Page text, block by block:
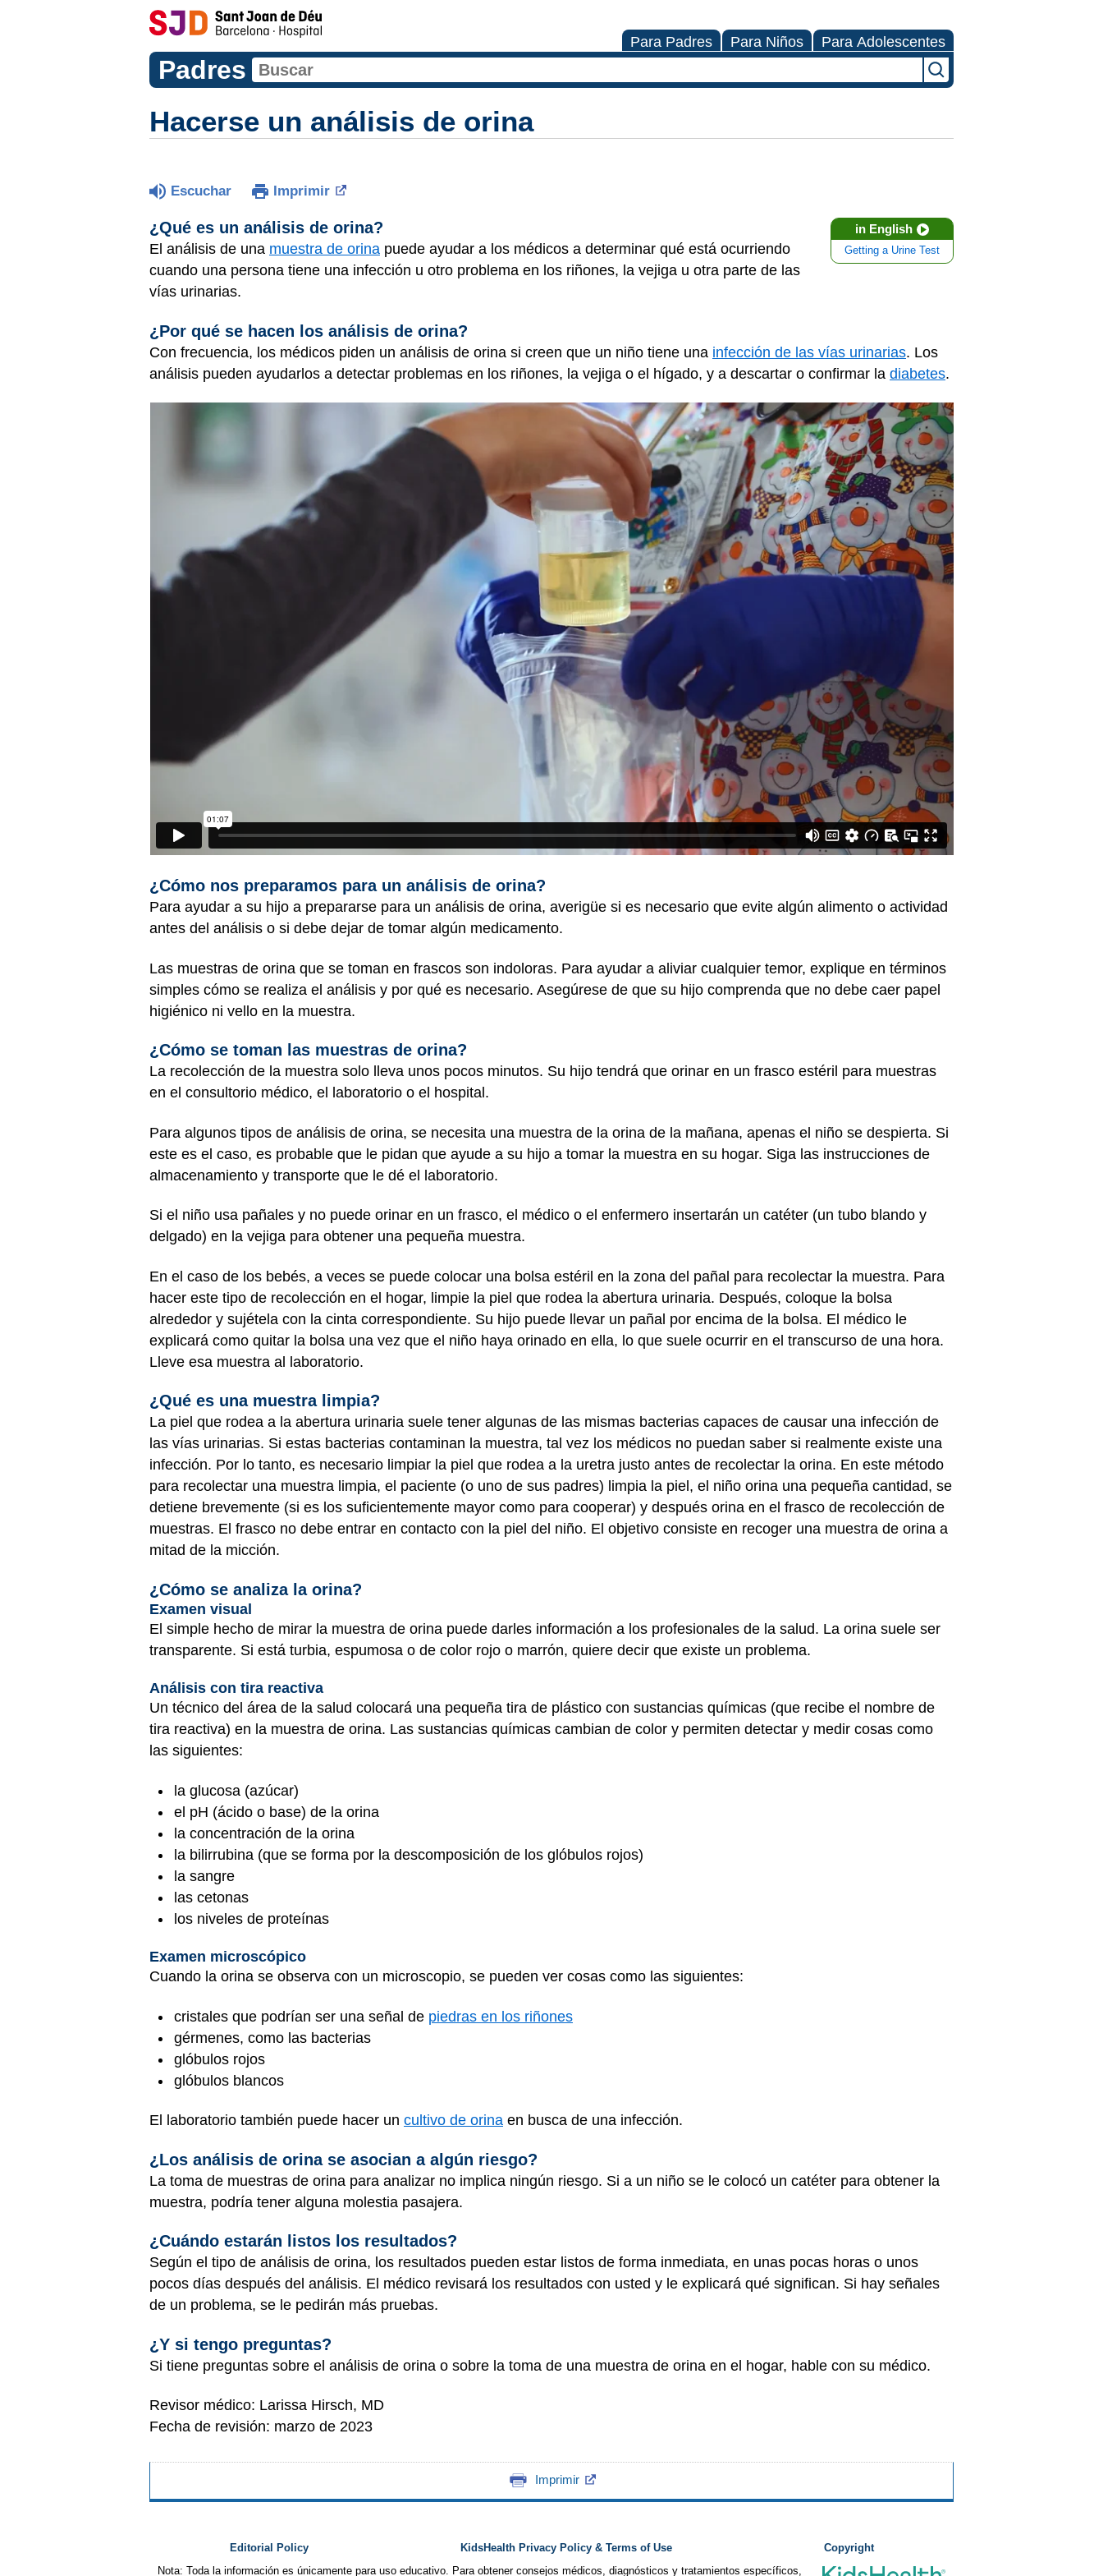
Para Padres Para Niños Para Adolescentes
Padres
Hacerse un análisis de orina
Escuchar Imprimir
in English
Getting a Urine Test
¿Qué es un análisis de orina?
El análisis de una muestra de orina puede ayudar a los médicos a determinar qué está ocurriendo
cuando una persona tiene una infección u otro problema en los riñones, la vejiga u otra parte de las
vías urinarias.
¿Por qué se hacen los análisis de orina?
Con frecuencia, los médicos piden un análisis de orina si creen que un niño tiene una infección de las vías urinarias. Los
análisis pueden ayudarlos a detectar problemas en los riñones, la vejiga o el hígado, y a descartar o confirmar la diabetes.
¿Cómo nos preparamos para un análisis de orina?
Para ayudar a su hijo a prepararse para un análisis de orina, averigüe si es necesario que evite algún alimento o actividad
antes del análisis o si debe dejar de tomar algún medicamento.
Las muestras de orina que se toman en frascos son indoloras. Para ayudar a aliviar cualquier temor, explique en términos
simples cómo se realiza el análisis y por qué es necesario. Asegúrese de que su hijo comprenda que no debe caer papel
higiénico ni vello en la muestra.
¿Cómo se toman las muestras de orina?
La recolección de la muestra solo lleva unos pocos minutos. Su hijo tendrá que orinar en un frasco estéril para muestras
en el consultorio médico, el laboratorio o el hospital.
Para algunos tipos de análisis de orina, se necesita una muestra de la orina de la mañana, apenas el niño se despierta. Si
este es el caso, es probable que le pidan que ayude a su hijo a tomar la muestra en su hogar. Siga las instrucciones de
almacenamiento y transporte que le dé el laboratorio.
Si el niño usa pañales y no puede orinar en un frasco, el médico o el enfermero insertarán un catéter (un tubo blando y
delgado) en la vejiga para obtener una pequeña muestra.
En el caso de los bebés, a veces se puede colocar una bolsa estéril en la zona del pañal para recolectar la muestra. Para
hacer este tipo de recolección en el hogar, limpie la piel que rodea la abertura urinaria. Después, coloque la bolsa
alrededor y sujétela con la cinta correspondiente. Su hijo puede llevar un pañal por encima de la bolsa. El médico le
explicará como quitar la bolsa una vez que el niño haya orinado en ella, lo que suele ocurrir en el transcurso de una hora.
Lleve esa muestra al laboratorio.
¿Qué es una muestra limpia?
La piel que rodea a la abertura urinaria suele tener algunas de las mismas bacterias capaces de causar una infección de
las vías urinarias. Si estas bacterias contaminan la muestra, tal vez los médicos no puedan saber si realmente existe una
infección. Por lo tanto, es necesario limpiar la piel que rodea a la uretra justo antes de recolectar la orina. En este método
para recolectar una muestra limpia, el paciente (o uno de sus padres) limpia la piel, el niño orina una pequeña cantidad, se
detiene brevemente (si es los suficientemente mayor como para cooperar) y después orina en el frasco de recolección de
muestras. El frasco no debe entrar en contacto con la piel del niño. El objetivo consiste en recoger una muestra de orina a
mitad de la micción.
¿Cómo se analiza la orina?
Examen visual
El simple hecho de mirar la muestra de orina puede darles información a los profesionales de la salud. La orina suele ser
transparente. Si está turbia, espumosa o de color rojo o marrón, quiere decir que existe un problema.
Análisis con tira reactiva
Un técnico del área de la salud colocará una pequeña tira de plástico con sustancias químicas (que recibe el nombre de
tira reactiva) en la muestra de orina. Las sustancias químicas cambian de color y permiten detectar y medir cosas como
las siguientes:
la glucosa (azúcar)
el pH (ácido o base) de la orina
la concentración de la orina
la bilirrubina (que se forma por la descomposición de los glóbulos rojos)
la sangre
las cetonas
los niveles de proteínas
Examen microscópico
Cuando la orina se observa con un microscopio, se pueden ver cosas como las siguientes:
cristales que podrían ser una señal de piedras en los riñones
gérmenes, como las bacterias
glóbulos rojos
glóbulos blancos
El laboratorio también puede hacer un cultivo de orina en busca de una infección.
¿Los análisis de orina se asocian a algún riesgo?
La toma de muestras de orina para analizar no implica ningún riesgo. Si a un niño se le colocó un catéter para obtener la
muestra, podría tener alguna molestia pasajera.
¿Cuándo estarán listos los resultados?
Según el tipo de análisis de orina, los resultados pueden estar listos de forma inmediata, en unas pocas horas o unos
pocos días después del análisis. El médico revisará los resultados con usted y le explicará qué significan. Si hay señales
de un problema, se le pedirán más pruebas.
¿Y si tengo preguntas?
Si tiene preguntas sobre el análisis de orina o sobre la toma de una muestra de orina en el hogar, hable con su médico.
Revisor médico: Larissa Hirsch, MD
Fecha de revisión: marzo de 2023
Imprimir
Editorial Policy KidsHealth Privacy Policy & Terms of Use
Copyright
Nota: Toda la información es únicamente para uso educativo. Para obtener consejos médicos, diagnósticos y tratamientos específicos,